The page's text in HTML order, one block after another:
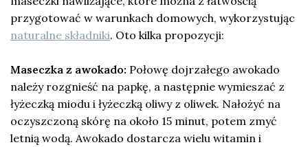
przygotować w warunkach domowych, wykorzystując
naturalne składniki. Oto kilka propozycji:
Maseczka z awokado: Połowę dojrzałego awokado
należy rozgnieść na papkę, a następnie wymieszać z
łyżeczką miodu i łyżeczką oliwy z oliwek. Nałożyć na
oczyszczoną skórę na około 15 minut, potem zmyć
letnią wodą. Awokado dostarcza wielu witamin i